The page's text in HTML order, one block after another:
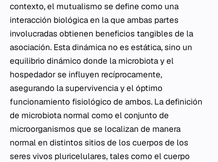
contexto, el mutualismo se define como una
interacción biológica en la que ambas partes
involucradas obtienen beneficios tangibles de la
asociación. Esta dinámica no es estática, sino un
equilibrio dinámico donde la microbiota y el
hospedador se influyen recíprocamente,
asegurando la supervivencia y el óptimo
funcionamiento fisiológico de ambos. La definición
de microbiota normal como el conjunto de
microorganismos que se localizan de manera
normal en distintos sitios de los cuerpos de los
seres vivos pluricelulares, tales como el cuerpo